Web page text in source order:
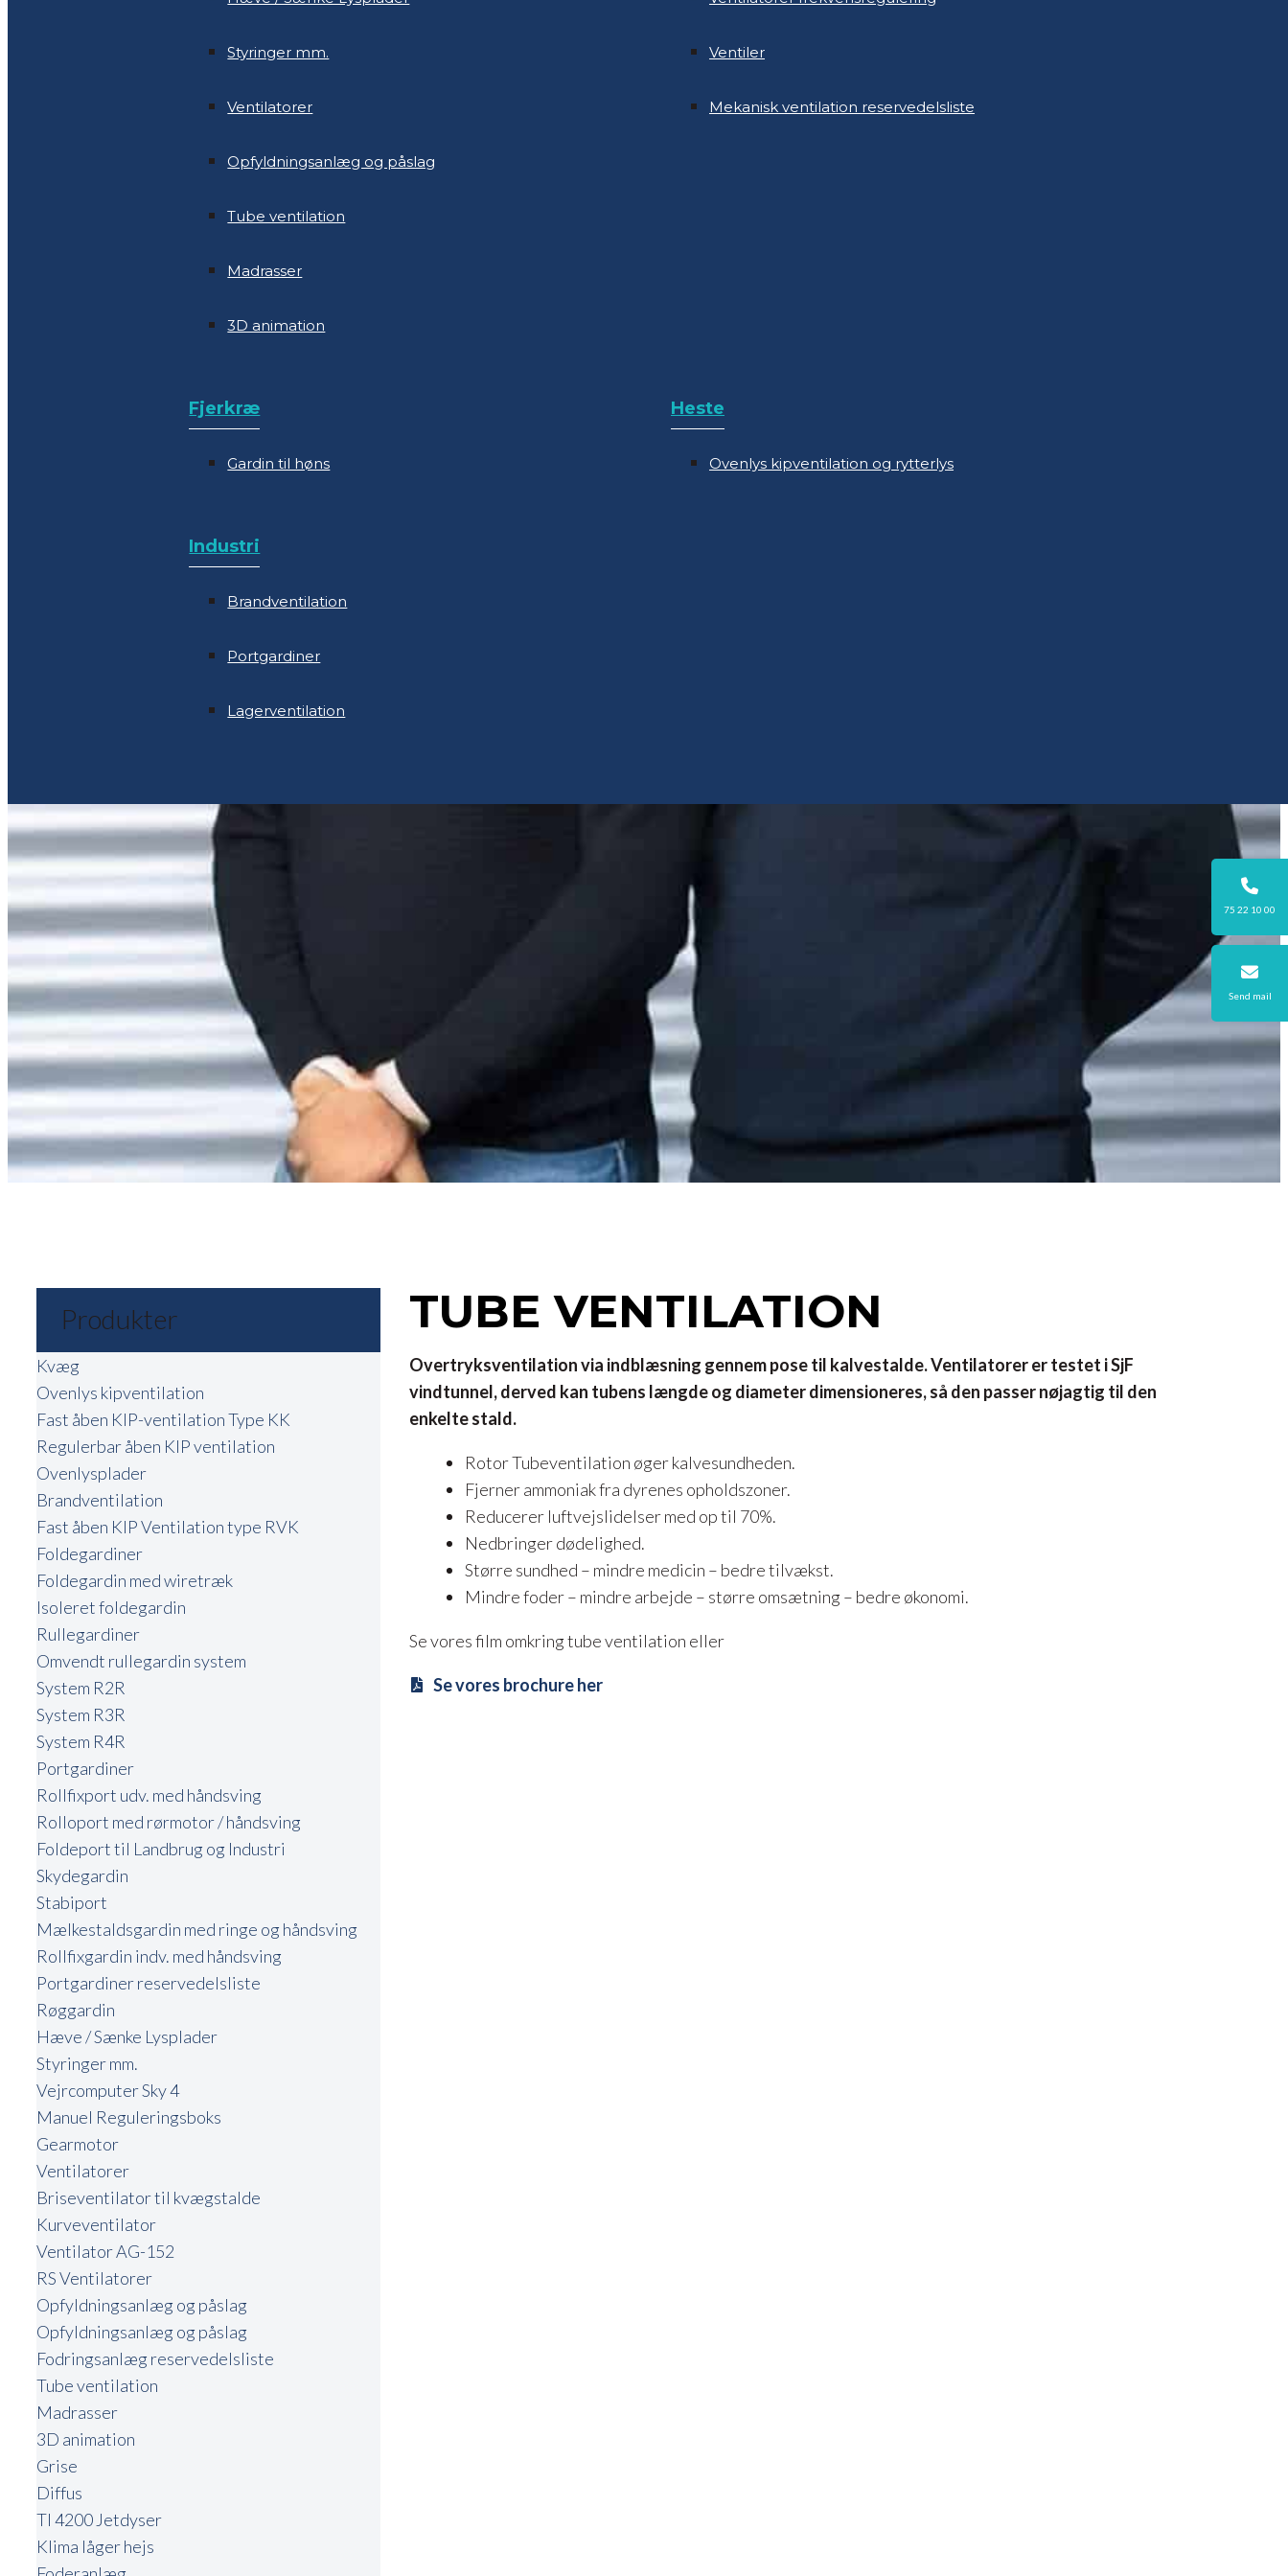
Fjerkræ
Industri
Styringer mm.
Ventilatorer
Opfyldningsanlæg og påslag
Tube ventilation
Madrasser
3D animation
Ventiler
Mekanisk ventilation reservedelsliste
Fjerkræ
Gardin til høns
Heste
Ovenlys kipventilation og rytterlys
Industri
Brandventilation
Portgardiner
Lagerventilation
Produkter
Kvæg
Ovenlys kipventilation
Fast åben KIP-ventilation Type KK
Regulerbar åben KIP ventilation
Ovenlysplader
Brandventilation
Fast åben KIP Ventilation type RVK
Foldegardiner
Foldegardin med wiretræk
Isoleret foldegardin
Rullegardiner
Omvendt rullegardin system
System R2R
System R3R
System R4R
Portgardiner
Rollfixport udv. med håndsving
Rolloport med rørmotor / håndsving
Foldeport til Landbrug og Industri
Skydegardin
Stabiport
Mælkestaldsgardin med ringe og håndsving
Rollfixgardin indv. med håndsving
Portgardiner reservedelsliste
Røggardin
Hæve / Sænke Lysplader
Styringer mm.
Vejrcomputer Sky 4
Manuel Reguleringsboks
Gearmotor
Ventilatorer
Briseventilator til kvægstalde
Kurveventilator
Ventilator AG-152
RS Ventilatorer
Opfyldningsanlæg og påslag
Opfyldningsanlæg og påslag
Fodringsanlæg reservedelsliste
Tube ventilation
Madrasser
3D animation
Grise
Diffus
TI 4200 Jetdyser
Klima låger hejs
TUBE VENTILATION
Overtryksventilation via indblæsning gennem pose til kalvestalde. Ventilatorer er testet i SjF
vindtunnel, derved kan tubens længde og diameter dimensioneres, så den passer nøjagtig til den
enkelte stald.
Rotor Tubeventilation øger kalvesundheden.
Fjerner ammoniak fra dyrenes opholdszoner.
Reducerer luftvejslidelser med op til 70%.
Nedbringer dødelighed.
Større sundhed – mindre medicin – bedre tilvækst.
Mindre foder – mindre arbejde – større omsætning – bedre økonomi.
Se vores film omkring tube ventilation eller
Se vores brochure her
75 22 10 00
Send mail